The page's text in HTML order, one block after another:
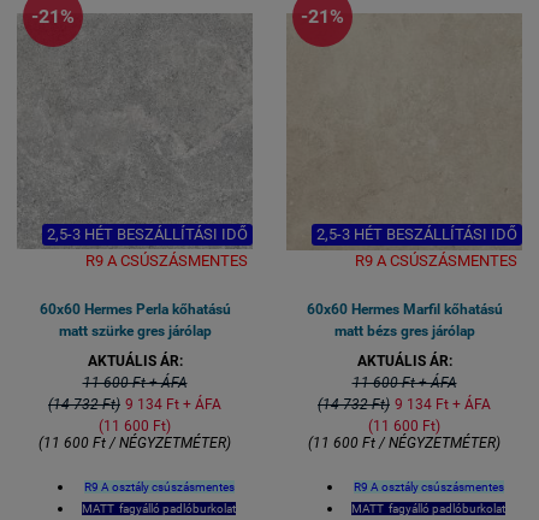
Természetesen fagyálló mint
-21%
2,5-3 HÉT BESZÁLLÍTÁSI IDŐ
R9 A CSÚSZÁSMENTES
60x60 Hermes Perla kőhatású
matt szürke gres járólap
AKTUÁLIS ÁR:
11 600 Ft + ÁFA
(14 732 Ft) 9 134 Ft + ÁFA
(11 600 Ft)
(11 600 Ft / NÉGYZETMÉTER)
R9 A osztály csúszásmentes
MATT fagyálló padlóburkolat
-21%
2,5-3 HÉT BESZÁLLÍTÁSI IDŐ
R9 A CSÚSZÁSMENTES
60x60 Hermes Marfil kőhatású
matt bézs gres járólap
AKTUÁLIS ÁR:
11 600 Ft + ÁFA
(14 732 Ft) 9 134 Ft + ÁFA
(11 600 Ft)
(11 600 Ft / NÉGYZETMÉTER)
R9 A osztály csúszásmentes
MATT fagyálló padlóburkolat